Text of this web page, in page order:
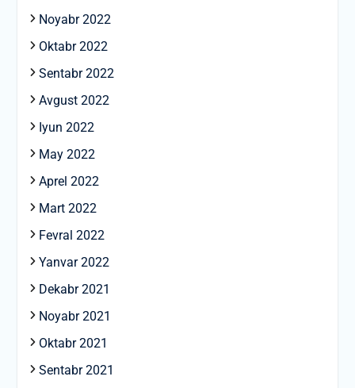
Noyabr 2022
Oktabr 2022
Sentabr 2022
Avgust 2022
Iyun 2022
May 2022
Aprel 2022
Mart 2022
Fevral 2022
Yanvar 2022
Dekabr 2021
Noyabr 2021
Oktabr 2021
Sentabr 2021